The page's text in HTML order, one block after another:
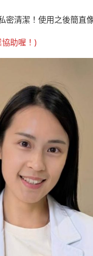
清潔！使用之後簡直
助喔！)